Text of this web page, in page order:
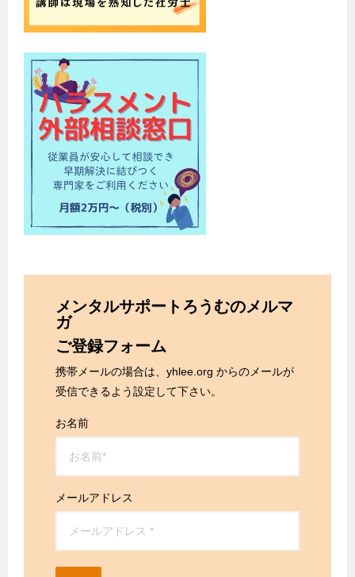
メンタルサポートろうむのメルマ
ガ
ご登録フォーム
携帯メールの場合は、yhlee.org からのメールが
受信できるよう設定して下さい。
お名前
メールアドレス